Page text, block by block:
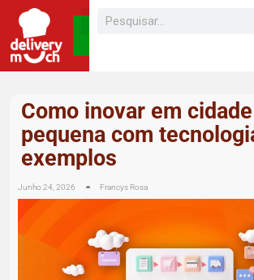
SEJA UM
Como inovar em cidade
pequena com
exemplos
Junho 24, 2026 Francys Rosa